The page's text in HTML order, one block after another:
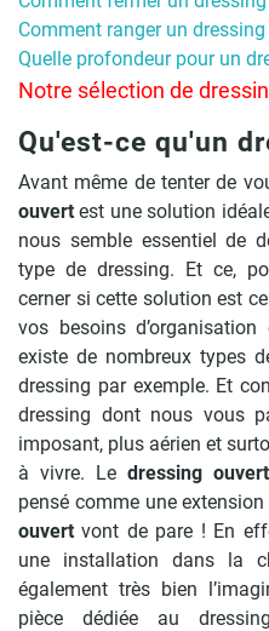
Comment ranger un dressing
Quelle profondeur pour un
Notre sélection de
Qu'est-ce qu'un
Avant même de tenter de
ouvert est une solution
nous semble essentiel de
type de dressing. Et ce,
cerner si cette solution est
vos besoins d’organisation
existe de nombreux types
dressing par exemple. Et
dressing dont nous vous
imposant, plus aérien et
à vivre. Le dressing
pensé comme une
ouvert vont de pare ! En
une installation dans la
également très bien
pièce dédiée au